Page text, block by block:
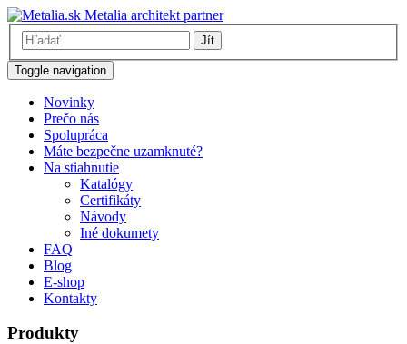
Metalia architekt partner
Jít
Toggle navigation
Novinky
Prečo nás
Spolupráca
Máte bezpečne uzamknuté?
Na stiahnutie
Katalógy
Certifikáty
Návody
Iné dokumety
FAQ
Blog
E-shop
Kontakty
Produkty